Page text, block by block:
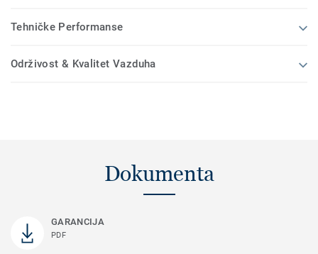
Tehničke Performanse
Održivost & Kvalitet Vazduha
Dokumenta
GARANCIJA
PDF